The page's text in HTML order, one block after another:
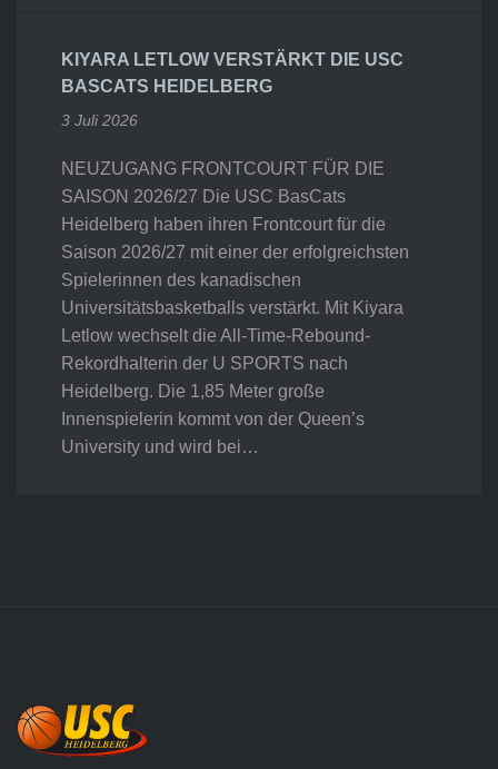
KIYARA LETLOW VERSTÄRKT DIE USC
BASCATS HEIDELBERG
3 Juli 2026
NEUZUGANG FRONTCOURT FÜR DIE
SAISON 2026/27 Die USC BasCats
Heidelberg haben ihren Frontcourt für die
Saison 2026/27 mit einer der erfolgreichsten
Spielerinnen des kanadischen
Universitätsbasketballs verstärkt. Mit Kiyara
Letlow wechselt die All-Time-Rebound-
Rekordhalterin der U SPORTS nach
Heidelberg. Die 1,85 Meter große
Innenspielerin kommt von der Queen’s
University und wird bei…